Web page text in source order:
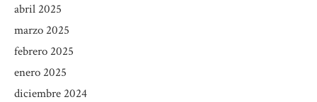
abril 2025
marzo 2025
febrero 2025
enero 2025
diciembre 2024